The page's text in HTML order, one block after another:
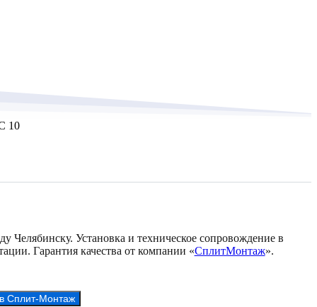
10
Челябинску. Установка и техническое сопровождение в
Гарантия качества от компании «СплитМонтаж».
Сплит-Монтаж